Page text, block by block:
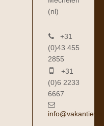
(nl)
+31
(0)43 455
2855
+31
(0)6 2233
6667